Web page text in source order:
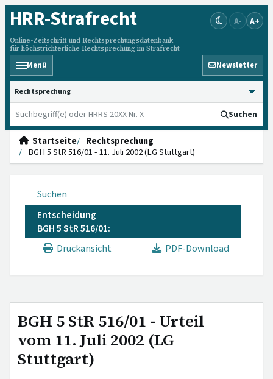
HRR-Strafrecht
Online-Zeitschrift und Rechtsprechungsdatenbank
für höchstrichterliche Rechtsprechung im Strafrecht
A- A+
Menü Newsletter
HRRS durchsuchen
Suchen
Startseite
Rechtsprechung
BGH 5 StR 516/01 - 11. Juli 2002 (LG Stuttgart)
Suchen
Entscheidung
BGH 5 StR 516/01:
Druckansicht
PDF-Download
BGH 5 StR 516/01 - Urteil
vom 11. Juli 2002 (LG
Stuttgart)